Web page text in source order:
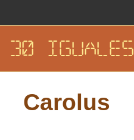
30 IGUALES
Carolus